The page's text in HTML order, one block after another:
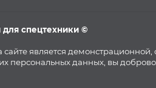
для спецтехники ©
является
персональных данных, вы